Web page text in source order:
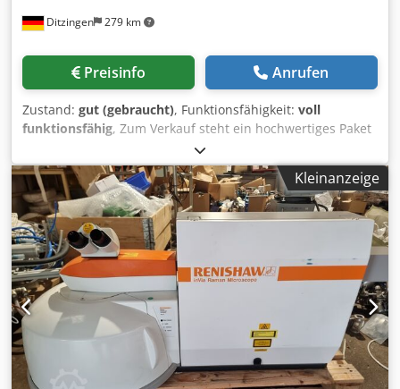
Ditzingen 279 km
Preisinfo Anrufen
Zustand: gut (gebraucht), Funktionsfähigkeit: voll
funktionsfähig, Zum Verkauf steht ein hochwertiges Paket
an originalen Messtastern und Tasterwechselsystemen
des Qualitätsherstellers Renishaw. Die Komponenten
stammen aus einer Modernisierung und eignen sich ideal
zur Erweiterung oder als Ersatzteile für Ihre
Koordinatenmessmaschine. Lieferumfang & Details zu den
Modellen: -Renishaw TP200 (Messtaster): Kompakter,
hochpräziser schaltender Messtaster mit
Dehnungsmesstreifen-Technologie. Perfekt für
Formmessungen und extrem wiederholgenau. - Renishaw
SCR200 (Tasterwechselmagazin): Automatisches
Wechselmagazin für den TP200-Messtaster. Ermöglicht
den schnellen und geschützten Wechsel von bis zu 6
Tastermodulen. - Renishaw ACR3 (Autojoint-
Kleinanzeige